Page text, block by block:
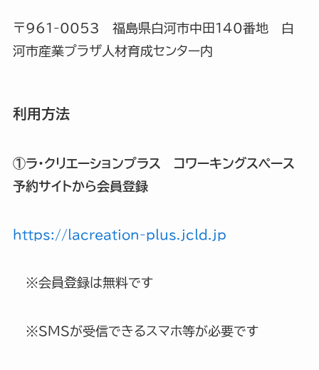
〒961-0053 福島県白河市中田140番地 白
河市産業プラザ人材育成センター内
利用方法
①ラ・クリエーションプラス コワーキングスペース
予約サイトから会員登録
https://lacreation-plus.jcld.jp
※会員登録は無料です
※SMSが受信できるスマホ等が必要です